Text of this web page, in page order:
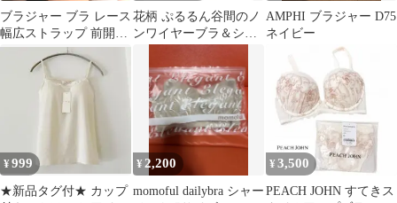
ブラジャー ブラ レース
幅広ストラップ 前開き
フロントホック ノンワ
イヤー
花柄 ぷるるん谷間のノ
ンワイヤーブラ＆ショ
YU'NOW
AMPHI ブラジャー D75
ネイビー
¥999
★新品タグ付★ カップ
¥2,200
momoful dailybra シャー
¥ 3,500
PEACH JOHN すてきス